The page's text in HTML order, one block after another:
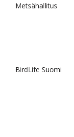
Metsähallitus
BirdLife Suomi